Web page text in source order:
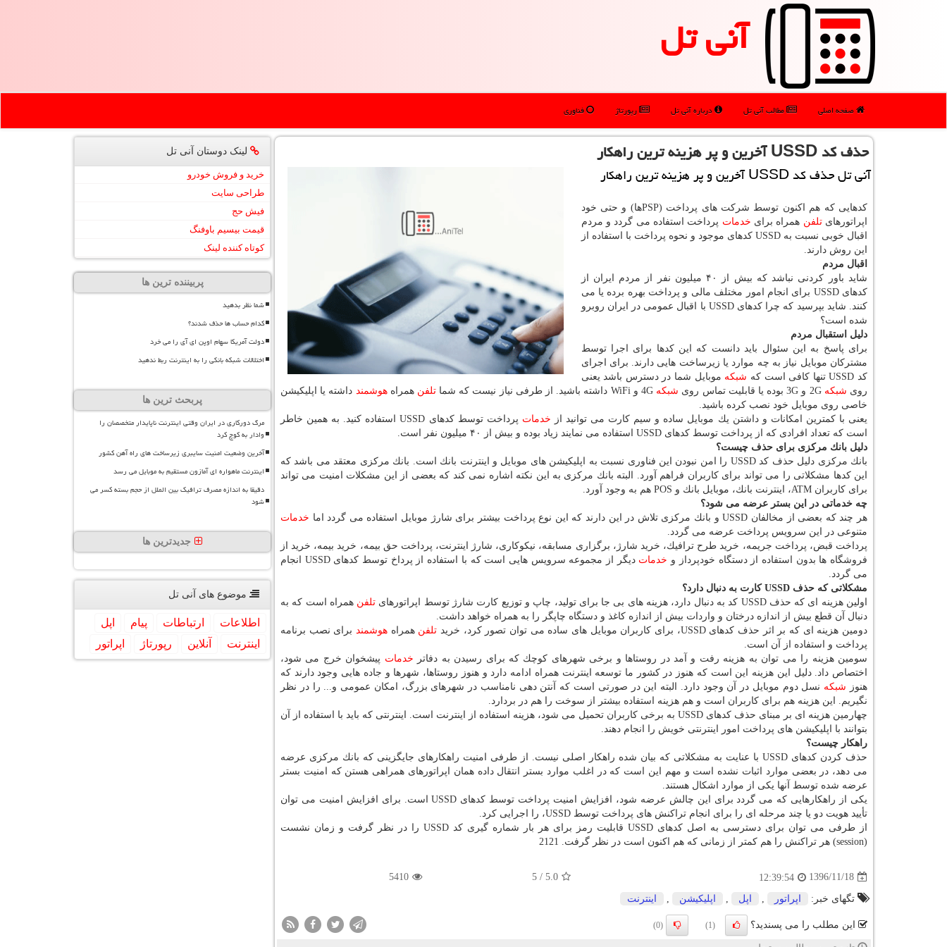
آنی تل
صفحه اصلی مطالب آنی تل درباره آنی تل رپورتاژ فناوری
حذف كد USSD آخرین و پر هزینه ترین راهكار
آنی تل حذف كد USSD آخرین و پر هزینه ترین راهكار
كدهایی كه هم اكنون توسط شركت های پرداخت (PSPها) و حتی خود
اپراتورهایتلفن همراه برای خدمات پرداخت استفاده می گردد و مردم
اقبال خوبی نسبت به USSD كدهای موجود و نحوه پرداخت با استفاده از
این روش دارند.
اقبال مردم
شاید باور كردنی نباشد كه بیش از ۴۰ میلیون نفر از مردم ایران از
كدهای USSD برای انجام امور مختلف مالی و پرداخت بهره برده یا می
كنند. شاید بپرسید كه چرا كدهای USSD با اقبال عمومی در ایران روبرو
شده است؟
دلیل استقبال مردم
برای پاسخ به این سئوال باید دانست كه این كدها برای اجرا توسط
مشتركان موبایل نیاز به چه موارد یا زیرساخت هایی دارند. برای اجرای
كد USSD تنها كافی است كه
شبكه موبایل شما در دسترس باشد یعنی
روی شبكه 2G و 3G بوده یا قابلیت تماس روی شبكه 4G و WiFi داشته باشید. از طرفی نیاز نیست كه شما تلفن همراههوشمند داشته یا اپلیكیشن
خاصی روی موبایل خود نصب كرده باشید.
یعنی با كمترین امكانات و داشتن یك موبایل ساده و سیم كارت می توانید از خدمات
پرداخت توسط كدهای USSD استفاده كنید. به همین خاطر
است كه تعداد افرادی كه از پرداخت توسط كدهای USSD استفاده می نمایند زیاد بوده و بیش از ۴۰ میلیون نفر است.
دلیل بانك مركزی برای حذف چیست؟
بانك مركزی دلیل حذف كد USSD را امن نبودن این فناوری نسبت به اپلیكیشن های موبایل و اینترنت بانك است. بانك مركزی معتقد می باشد كه
این كدها مشكلاتی را می تواند برای كاربران فراهم آورد. البته بانك مركزی به این نكته اشاره نمی كند كه بعضی از این مشكلات امنیت می تواند
برای كاربران ATM، اینترنت بانك، موبایل بانك و POS هم به وجود آورد.
چه خدماتی در این بستر عرضه می شود؟
هر چند كه بعضی از مخالفان USSD و بانك مركزی تلاش در این دارند كه این نوع پرداخت بیشتر برای شارژ موبایل استفاده می گردد اما
خدمات
متنوعی در این سرویس پرداخت عرضه می گردد.
پرداخت قبض، پرداخت جریمه، خرید طرح ترافیك، خرید شارژ، برگزاری مسابقه، نیكوكاری، شارژ اینترنت، پرداخت حق بیمه، خرید بیمه، خرید از
فروشگاه ها بدون استفاده از دستگاه خودپرداز و خدمات
دیگر از مجموعه سرویس هایی است كه با استفاده از پرداخ توسط كدهای USSD انجام
می گردد.
مشكلاتی كه حذف USSD كارت به دنبال دارد؟
اولین هزینه ای كه حذف USSD كد به دنبال دارد، هزینه های بی جا برای تولید، چاپ و توزیع كارت شارژ توسط اپراتورهای
تلفن همراه است كه به
دنبال آن قطع بیش از اندازه درختان و واردات بیش از اندازه كاغذ و دستگاه چاپگر را به همراه خواهد داشت.
دومین هزینه ای كه بر اثر حذف كدهای USSD، برای كاربران موبایل های ساده می توان تصور كرد، خرید
تلفن همراه هوشمند برای نصب برنامه
پرداخت و استفاده از آن است.
سومین هزینه را می توان به هزینه رفت و آمد در روستاها و برخی شهرهای كوچك كه برای رسیدن به دفاتر خدمات پیشخوان خرج می شود،
اختصاص داد. دلیل این هزینه این است كه هنوز در كشور ما توسعه اینترنت همراه ادامه دارد و هنوز روستاها، شهرها و جاده هایی وجود دارند كه
هنوز شبكه نسل دوم موبایل در آن وجود دارد. البته این در صورتی است كه آنتن دهی نامناسب در شهرهای بزرگ، امكان عمومی و... را در نظر
نگیریم. این هزینه هم برای كاربران است و هم هزینه استفاده بیشتر از سوخت را هم در بردارد.
چهارمین هزینه ای بر مبنای حذف كدهای USSD به برخی كاربران تحمیل می شود، هزینه استفاده از اینترنت است. اینترنتی كه باید با استفاده از آن
بتوانند با اپلیكیشن های پرداخت امور اینترنتی خویش را انجام دهند.
راهكار چیست؟
حذف كردن كدهای USSD با عنایت به مشكلاتی كه بیان شده راهكار اصلی نیست. از طرفی امنیت راهكارهای جایگزینی كه بانك مركزی عرضه
می دهد، در بعضی موارد اثبات نشده است و مهم این است كه در اغلب موارد بستر انتقال داده همان اپراتورهای همراهی هستن كه امنیت بستر
عرضه شده توسط آنها یكی از موارد اشكال هستند.
یكی از راهكارهایی كه می گردد برای این چالش عرضه شود، افزایش امنیت پرداخت توسط كدهای USSD است. برای افزایش امنیت می توان
تأیید هویت دو یا چند مرحله ای را برای انجام تراكنش های پرداخت توسط USSD، را اجرایی كرد.
از طرفی می توان برای دسترسی به اصل كدهای USSD قابلیت رمز برای هر بار شماره گیری كد USSD را در نظر گرفت و زمان نشست
(session) هر تراكنش را هم كمتر از زمانی كه هم اكنون است در نظر گرفت. 2121
1396/11/18
12:39:54
5.0
/
5
5410
تگهای خبر: اپراتور اپل اپلیكیشن اینترنت
این مطلب را می پسندید؟ (1)
(0)
لینک دوستان آنی تل
خرید و فروش خودرو
طراحی سایت
فیش حج
قیمت بیسیم باوفنگ
کوتاه کننده لینک
پربیننده ترین ها
شما نظر بدهید
کدام حساب ها حذف شدند؟
دولت آمریکا سهام اوپن ای آی را می خرد
اختلالات شبکه بانکی را به اینترنت ربط ندهید
پربحث ترین ها
مرگ دورکاری در ایران وقتی اینترنت ناپایدار متخصصان را
وادار به کوچ کرد
آخرین وضعیت امنیت سایبری زیرساخت های راه آهن کشور
اینترنت ماهواره ای آمازون مستقیم به موبایل می رسد
دقیقا به اندازه مصرف ترافیک بین الملل از حجم بسته کسر می
شود
جدیدترین ها
موضوع های آنی تل
اطلاعات ارتباطات پیام
اپل
اینترنت
آنلاین رپورتاژ اپراتور